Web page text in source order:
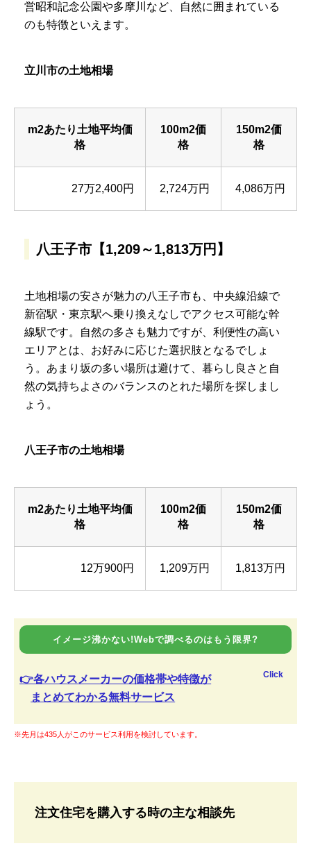
営昭和記念公園や多摩川など、自然に囲まれている
のも特徴といえます。
立川市の土地相場
m2あたり土地平均価
格
100m2価
格
150m2価
格
27万2,400円 2,724万円 4,086万円
八王子市【1,209～1,813万円】
土地相場の安さが魅力の八王子市も、中央線沿線で
新宿駅・東京駅へ乗り換えなしでアクセス可能な幹
線駅です。自然の多さも魅力ですが、利便性の高い
エリアとは、お好みに応じた選択肢となるでしょ
う。あまり坂の多い場所は避けて、暮らし良さと自
然の気持ちよさのバランスのとれた場所を探しまし
ょう。
八王子市の土地相場
m2あたり土地平均価
格
100m2価
格
150m2価
格
12万900円 1,209万円 1,813万円
イメージ沸かない!Webで調べるのはもう限界?
👉各ハウスメーカーの価格帯や特徴が
まとめてわかる無料サービス
Click
※先月は435人がこのサービス利用を検討しています。
注文住宅を購入する時の主な相談先